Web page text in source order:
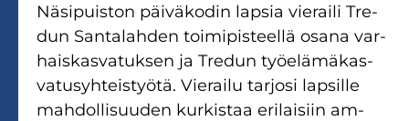
Nä­si­puis­ton päi­vä­ko­din lap­sia vie­rai­li Tre­
dun San­ta­lah­den toi­mi­pis­teel­lä osana var­
hais­kas­va­tuk­sen ja Tre­dun työ­elä­mä­kas­
va­tusyh­teis­työ­tä. Vie­rai­lu tar­jo­si lap­sil­le
mah­dol­li­suu­den kur­kis­taa eri­lai­siin am­